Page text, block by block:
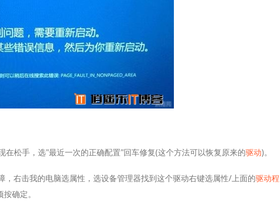
在松手，选"最近一次的正确配置"回车修复(这个方法可以恢复原来的驱动)。
，右击我的电脑选属性，选设备管理器找到这个驱动右键选属性/上面的驱动程
确定。